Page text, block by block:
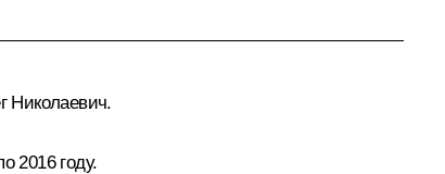
Николаевич.
2016 году.